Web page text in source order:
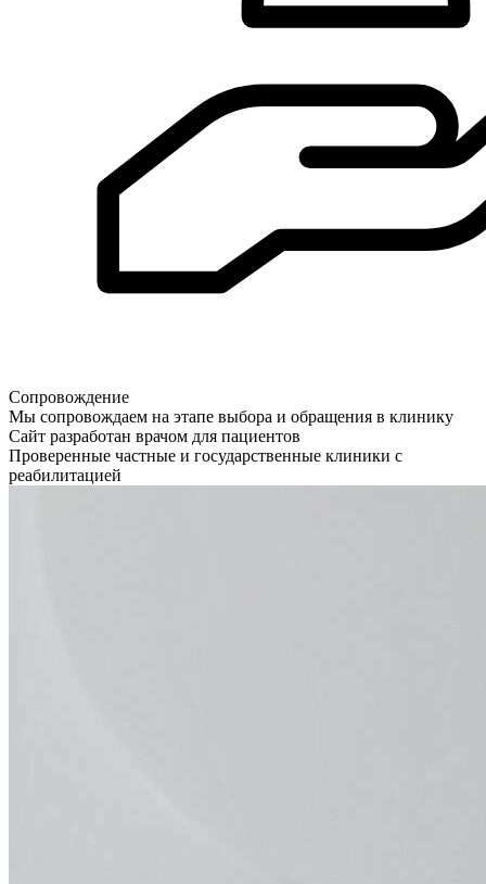
Сопровождение
Мы сопровождаем на этапе выбора и обращения в клинику
Сайт разработан врачом для пациентов
Проверенные частные и государственные клиники с
реабилитацией